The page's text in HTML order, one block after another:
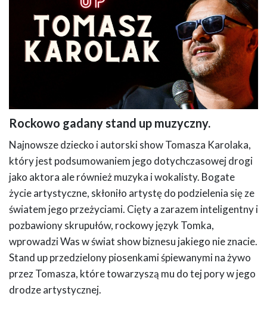
Grafika promująca występ stand-up artysty na czarnym tle z białymi
napisami przedstawia mężczyznę w okularach i czapce z daszkiem
założonej tyłem do przodu, który trzyma w dłoni mikrofon, tworząc
dynamiczny, sceniczny klimat.
Rockowo gadany stand up muzyczny.
Najnowsze dziecko i autorski show Tomasza Karolaka,
który jest podsumowaniem jego dotychczasowej drogi
jako aktora ale również muzyka i wokalisty. Bogate
życie artystyczne, skłoniło artystę do podzielenia się ze
światem jego przeżyciami. Cięty a zarazem inteligentny i
pozbawiony skrupułów, rockowy język Tomka,
wprowadzi Was w świat show biznesu jakiego nie znacie.
Stand up przedzielony piosenkami śpiewanymi na żywo
przez Tomasza, które towarzyszą mu do tej pory w jego
drodze artystycznej.